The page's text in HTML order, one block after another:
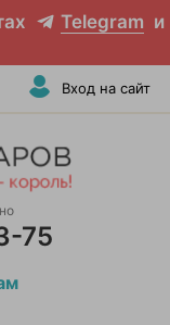
Telegram и
Вход на сайт
75